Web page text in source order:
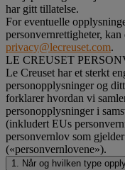
har gitt tillatelse.
For eventuelle
personvernrettigheter, kan
privacy@lecreuset.com.
LE CREUSET
Le Creuset har et sterkt
personopplysninger og
forklarer hvordan vi
personopplysninger i
(inkludert EUs
personvernlov som
(«personvernlovene»).
1. Når og hvilken type